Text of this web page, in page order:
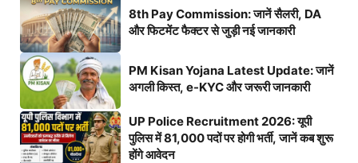
8th Pay Commission: जानें सैलरी, DA
और फिटमेंट फैक्टर से जुड़ी नई जानकारी
PM Kisan Yojana Latest Update: जानें
अगली किस्त, e-KYC और जरूरी जानकारी
UP Police Recruitment 2026: यूपी
पुलिस में 81,000 पदों पर होगी भर्ती, जानें कब शुरू
होंगे आवेदन